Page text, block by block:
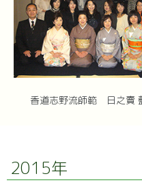
香道志野流師範 日之賣
2015年